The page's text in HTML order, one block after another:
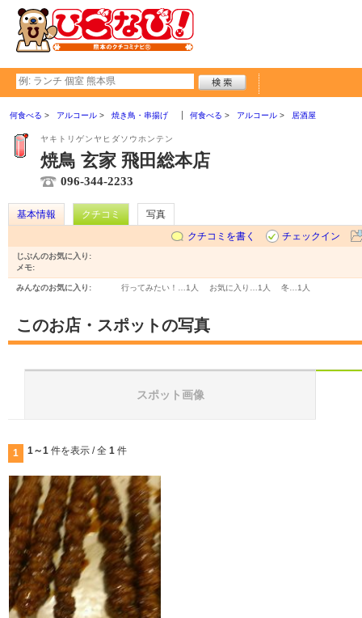
何食べる アルコール 焼き鳥・串揚げ 何食べる アルコール 居酒屋
ヤキトリゲンヤヒダソウホンテン
焼鳥 玄家 飛田総本店
096-344-2233
基本情報 クチコミ
写真
クチコミを書く
チェックイン
じぶんのお気に入り:
メモ:
みんなのお気に入り: 行ってみたい！… 1人 お気に入り… 1人 冬… 1人
このお店・スポットの写真
スポット画像
1 1～1 件を表示 / 全 1 件